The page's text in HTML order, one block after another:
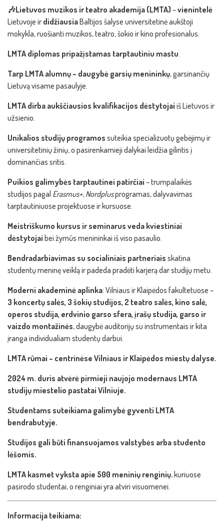
🎶Lietuvos muzikos ir teatro akademija (LMTA) –vienintelė
Lietuvoje ir didžiausiaBaltijos šalyse universitetinė aukštoji
mokykla, ruošianti muzikos, teatro, šokio ir kino profesionalus.
LMTA diplomas pripažįstamas tarptautiniu mastu.
Tarp LMTA alumnų – daugybė garsių menininkų, garsinančių
Lietuvą visame pasaulyje.
LMTA dirba aukščiausios kvalifikacijos dėstytojai iš Lietuvos ir
užsienio.
Unikalios studijų programos suteikia specializuotų gebėjimų ir
universitetinių žinių, o pasirenkamieji dalykai leidžia gilintis į
dominančias sritis.
Puikios galimybės tarptautinei patirčiai – trumpalaikės
studijos pagal Erasmus+, Nordplusprogramas, dalyvavimas
tarptautiniuose projektuose ir kursuose.
Meistriškumo kursus ir seminarus veda kviestiniai
dėstytojai bei žymūs menininkai iš viso pasaulio.
Bendradarbiavimas su socialiniais partneriais skatina
studentų meninę veiklą ir padeda pradėti karjerą dar studijų metu.
Moderni akademinė aplinka: Vilniaus ir Klaipėdos fakultetuose –
3 koncertų salės, 3 šokių studijos, 2 teatro salės, kino salė,
operos studija, erdvinio garso sfera, įrašų studija, garso ir
vaizdo montažinės, daugybė auditorijų su instrumentais ir kita
įranga individualiam studentų darbui.
LMTA rūmai – centrinėse Vilniaus ir Klaipėdos miestų dalyse.
2024 m. duris atvėrė pirmieji naujojo modernaus LMTA
studijų miestelio pastatai Vilniuje.
Studentams suteikiama galimybė gyventi LMTA
bendrabutyje.
Studijos gali būti finansuojamos valstybės arba studento
lėšomis.
LMTA kasmet vyksta apie 500 meninių renginių, kuriuose
pasirodo studentai, o renginiai yra atviri visuomenei.
Informacija teikiama: